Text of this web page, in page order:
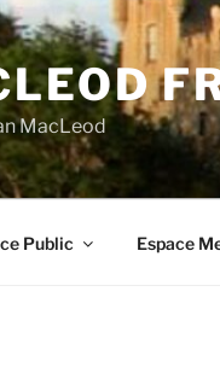
MacLeod
Public Espace